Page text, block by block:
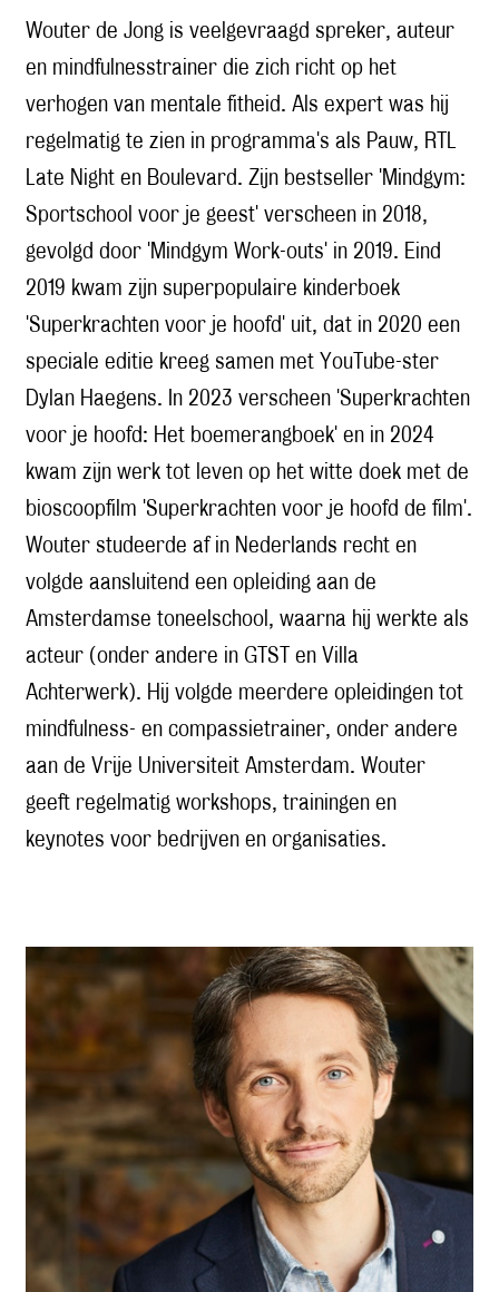
Wouter de Jong is veelgevraagd spreker, auteur
en mindfulnesstrainer die zich richt op het
verhogen van mentale fitheid. Als expert was hij
regelmatig te zien in programma's als Pauw, RTL
Late Night en Boulevard. Zijn bestseller 'Mindgym:
Sportschool voor je geest' verscheen in 2018,
gevolgd door 'Mindgym Work-outs' in 2019. Eind
2019 kwam zijn superpopulaire kinderboek
'Superkrachten voor je hoofd' uit, dat in 2020 een
speciale editie kreeg samen met YouTube-ster
Dylan Haegens. In 2023 verscheen 'Superkrachten
voor je hoofd: Het boemerangboek' en in 2024
kwam zijn werk tot leven op het witte doek met de
bioscoopfilm 'Superkrachten voor je hoofd de film'.
Wouter studeerde af in Nederlands recht en
volgde aansluitend een opleiding aan de
Amsterdamse toneelschool, waarna hij werkte als
acteur (onder andere in GTST en Villa
Achterwerk). Hij volgde meerdere opleidingen tot
mindfulness- en compassietrainer, onder andere
aan de Vrije Universiteit Amsterdam. Wouter
geeft regelmatig workshops, trainingen en
keynotes voor bedrijven en organisaties.